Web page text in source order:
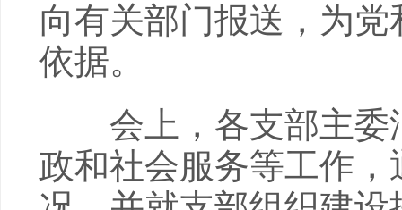
向有关部门报送，为
依据。
会上，各支部主委
政和社会服务等工作